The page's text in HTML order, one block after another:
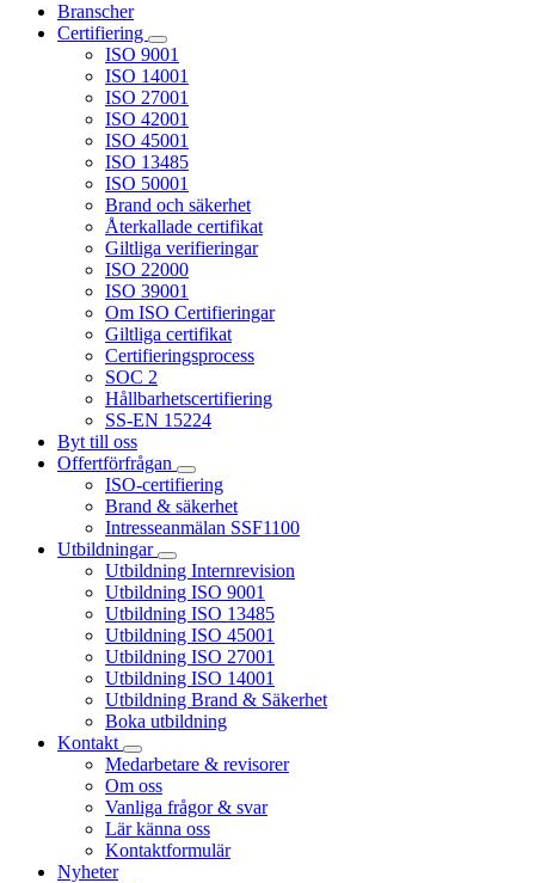
Branscher
Certifiering
ISO 9001
ISO 14001
ISO 27001
ISO 42001
ISO 45001
ISO 13485
ISO 50001
Brand och säkerhet
Återkallade certifikat
Giltliga verifieringar
ISO 22000
ISO 39001
Om ISO Certifieringar
Giltliga certifikat
Certifieringsprocess
SOC 2
Hållbarhetscertifiering
SS-EN 15224
Byt till oss
Offertförfrågan
ISO-certifiering
Brand & säkerhet
Intresseanmälan SSF1100
Utbildningar
Utbildning Internrevision
Utbildning ISO 9001
Utbildning ISO 13485
Utbildning ISO 45001
Utbildning ISO 27001
Utbildning ISO 14001
Utbildning Brand & Säkerhet
Boka utbildning
Kontakt
Medarbetare & revisorer
Om oss
Vanliga frågor & svar
Lär känna oss
Kontaktformulär
Nyheter